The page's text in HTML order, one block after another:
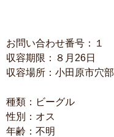
お問い合わせ番号：１
収容期限：８月26日
収容場所：小田原市穴部
種類：ビーグル
性別：オス
年齢：不明